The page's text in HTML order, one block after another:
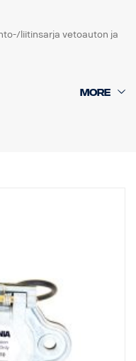
liitinsarja vetoauton ja